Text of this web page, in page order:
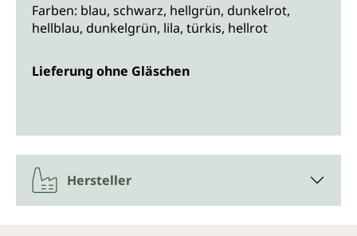
Farben: blau, schwarz, hellgrün, dunkelrot,
hellblau, dunkelgrün, lila, türkis, hellrot
Lieferung ohne Gläschen
Hersteller